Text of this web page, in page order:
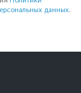
данных.